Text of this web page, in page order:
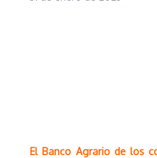
El Banco Agrario de los